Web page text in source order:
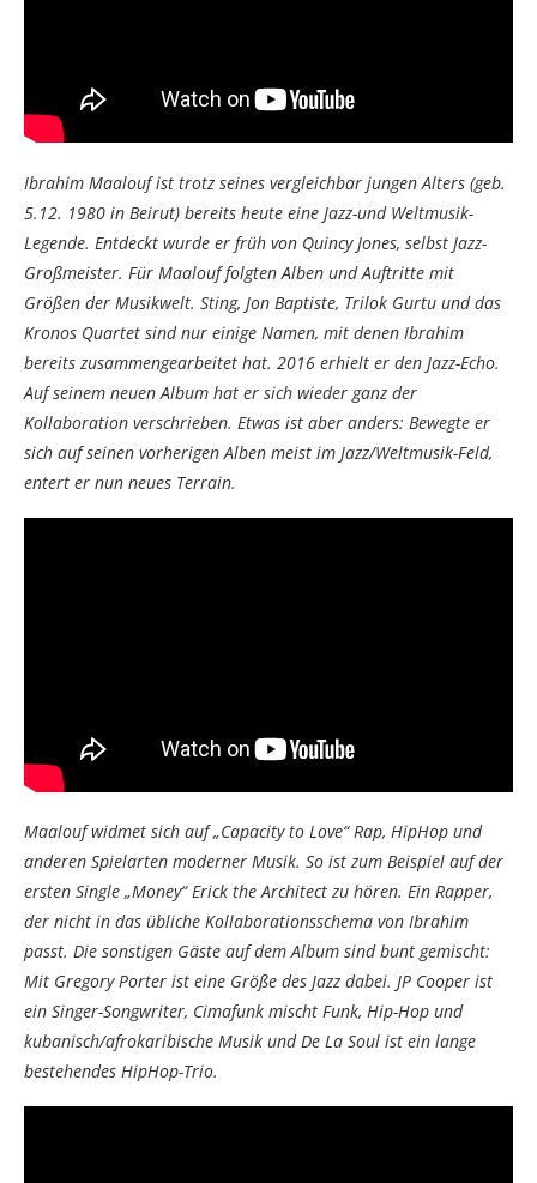
Ibrahim Maalouf ist trotz seines vergleichbar jungen Alters (geb.
5.12. 1980 in Beirut) bereits heute eine Jazz-und Weltmusik-
Legende. Entdeckt wurde er früh von Quincy Jones, selbst Jazz-
Großmeister. Für Maalouf folgten Alben und Auftritte mit
Größen der Musikwelt. Sting, Jon Baptiste, Trilok Gurtu und das
Kronos Quartet sind nur einige Namen, mit denen Ibrahim
bereits zusammengearbeitet hat. 2016 erhielt er den Jazz-Echo.
Auf seinem neuen Album hat er sich wieder ganz der
Kollaboration verschrieben. Etwas ist aber anders: Bewegte er
sich auf seinen vorherigen Alben meist im Jazz/Weltmusik-Feld,
entert er nun neues Terrain.
Maalouf widmet sich auf „Capacity to Love“ Rap, HipHop und
anderen Spielarten moderner Musik. So ist zum Beispiel auf der
ersten Single „Money“ Erick the Architect zu hören. Ein Rapper,
der nicht in das übliche Kollaborationsschema von Ibrahim
passt. Die sonstigen Gäste auf dem Album sind bunt gemischt:
Mit Gregory Porter ist eine Größe des Jazz dabei. JP Cooper ist
ein Singer-Songwriter, Cimafunk mischt Funk, Hip-Hop und
kubanisch/afrokaribische Musik und De La Soul ist ein lange
bestehendes HipHop-Trio.